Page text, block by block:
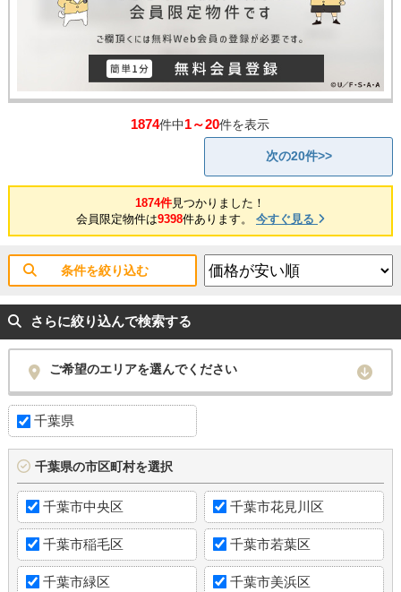
1874件中1～20件を表示
次の20件>>
1874件見つかりました！
会員限定物件は9398件あります。 今すぐ見る
条件を絞り込む
さらに絞り込んで検索する
ご希望のエリアを選んでください
千葉県
千葉県の市区町村を選択
千葉市中央区 千葉市花見川区
千葉市稲毛区 千葉市若葉区
千葉市緑区 千葉市美浜区